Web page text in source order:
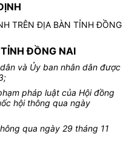
TRÊN ĐỊA BÀN TỈNH ĐỒNG
ĐỒNG NAI
và Ủy ban nhân dân được
pháp luật của Hội đồng
hội thông qua ngày
qua ngày 29 tháng 11